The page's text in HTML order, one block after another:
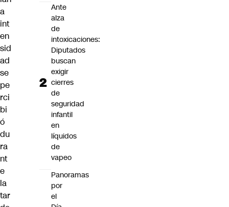
a
int
en
sid
ad
se
pe
rci
bi
ó
du
ra
nt
e
la
tar
Ante
alza
de
intoxicaciones:
Diputados
buscan
exigir
cierres
de
seguridad
infantil
en
líquidos
de
vapeo
Panoramas
por
el